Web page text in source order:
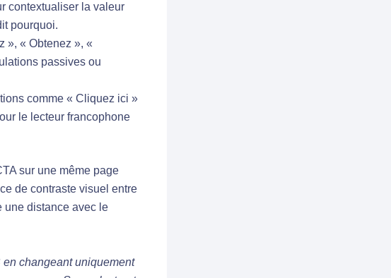
contextualiser la valeur
pourquoi.
», « Obtenez », «
passives ou
comme « Cliquez ici »
le lecteur francophone
sur une même page
de contraste visuel entre
une distance avec le
en changeant uniquement